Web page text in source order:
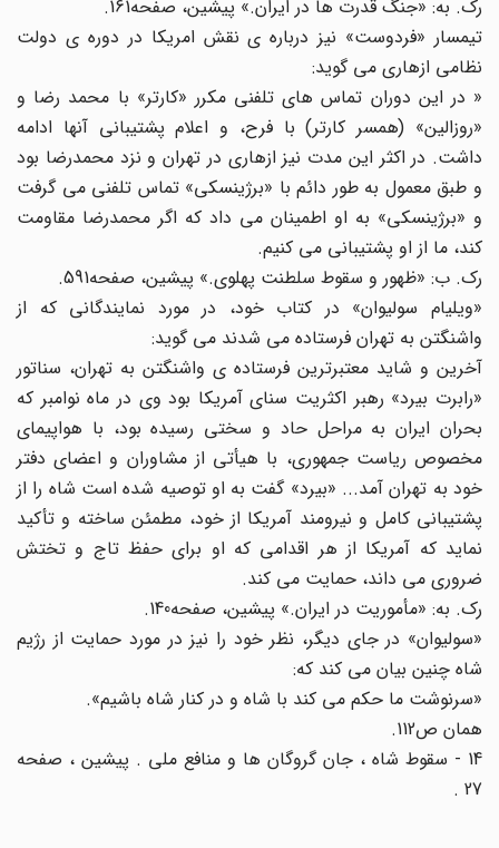
رک. به: «جنگ قدرت ها در ایران.» پیشین، صفحه161.
تیمسار «فردوست» نیز درباره ی نقش امریکا در دوره ی دولت
نظامی ازهاری می گوید:
« در این دوران تماس های تلفنی مکرر «کارتر» با محمد رضا و
«روزالین» (همسر کارتر) با فرح، و اعلام پشتیبانی آنها ادامه
داشت. در اکثر این مدت نیز ازهاری در تهران و نزد محمدرضا بود
و طبق معمول به طور دائم با «برژینسکی» تماس تلفنی می گرفت
و «برژینسکی» به او اطمینان می داد که اگر محمدرضا مقاومت
کند، ما از او پشتیبانی می کنیم.
رک. ب: «ظهور و سقوط سلطنت پهلوی.» پیشین، صفحه591.
«ویلیام سولیوان» در کتاب خود، در مورد نمایندگانی که از
واشنگتن به تهران فرستاده می شدند می گوید:
آخرین و شاید معتبرترین فرستاده ی واشنگتن به تهران، سناتور
«رابرت بیرد» رهبر اکثریت سنای آمریکا بود وی در ماه نوامبر که
بحران ایران به مراحل حاد و سختی رسیده بود، با هواپیمای
مخصوص ریاست جمهوری، با هیأتی از مشاوران و اعضای دفتر
خود به تهران آمد... «بیرد» گفت به او توصیه شده است شاه را از
پشتیبانی کامل و نیرومند آمریکا از خود، مطمئن ساخته و تأکید
نماید که آمریکا از هر اقدامی که او برای حفظ تاج و تختش
ضروری می داند، حمایت می کند.
رک. به: «مأموریت در ایران.» پیشین، صفحه140.
«سولیوان» در جای دیگر، نظر خود را نیز در مورد حمایت از رژیم
شاه چنین بیان می کند که:
«سرنوشت ما حکم می کند با شاه و در کنار شاه باشیم».
همان ص112.
14 - سقوط شاه ، جان گروگان ها و منافع ملی . پیشین ، صفحه